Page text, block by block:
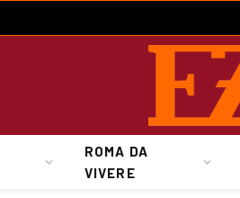
ROMA DA
VIVERE